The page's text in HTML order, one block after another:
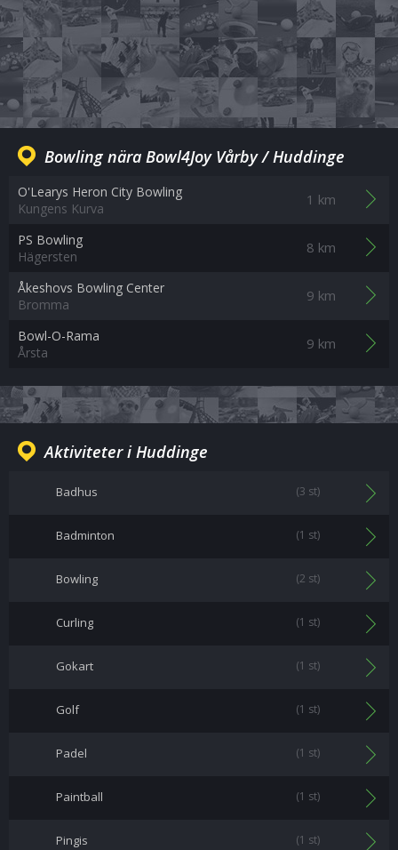
Bowling nära Bowl4Joy Vårby / Huddinge
O'Learys Heron City Bowling
Kungens Kurva
1 km
PS Bowling
Hägersten
8 km
Åkeshovs Bowling Center
Bromma
9 km
Bowl-O-Rama
Årsta
9 km
Aktiviteter i Huddinge
Badhus (3 st)
Badminton (1 st)
Bowling (2 st)
Curling (1 st)
Gokart (1 st)
Golf (1 st)
Padel (1 st)
Paintball (1 st)
Pingis (1 st)